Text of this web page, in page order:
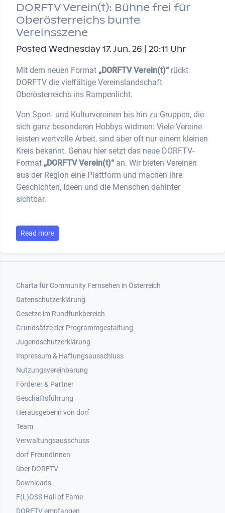
DORFTV Verein(t): Bühne frei für
Oberösterreichs bunte
Vereinsszene
Posted Wednesday 17. Jun. 26 | 20:11 Uhr
Mit dem neuen Format „DORFTV Verein(t)“rückt
DORFTV die vielfältige Vereinslandschaft
Oberösterreichs ins Rampenlicht.
Von Sport- und Kulturvereinen bis hin zu Gruppen, die
sich ganz besonderen Hobbys widmen: Viele Vereine
leisten wertvolle Arbeit, sind aber oft nur einem kleinen
Kreis bekannt. Genau hier setzt das neue DORFTV-
Format „DORFTV Verein(t)“an. Wir bieten Vereinen
aus der Region eine Plattform und machen ihre
Geschichten, Ideen und die Menschen dahinter
sichtbar.
Read more
Footer 1
Charta für Community Fernsehen in Österreich
Datenschutzerklärung
Gesetze im Rundfunkbereich
Grundsätze der Programmgestaltung
Jugendschutzerklärung
Impressum & Haftungsausschluss
Nutzungsvereinbarung
Footer 2
Förderer & Partner
Geschäftsführung
Herausgeberin von dorf
Team
Verwaltungsausschuss
dorf FreundInnen
Footer 3
über DORFTV
Downloads
F(L)OSS Hall of Fame
Footer 4
DORFTV empfangen